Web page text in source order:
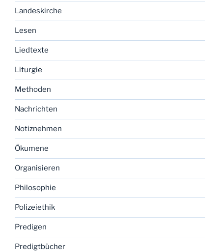
Landeskirche
Lesen
Liedtexte
Liturgie
Methoden
Nachrichten
Notiznehmen
Ökumene
Organisieren
Philosophie
Polizeiethik
Predigen
Predigtbücher